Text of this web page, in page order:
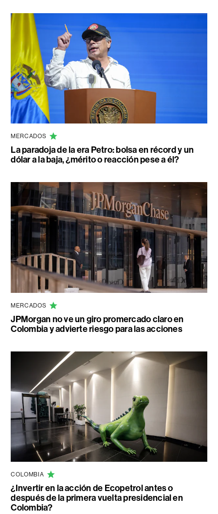
MERCADOS
La paradoja de la era Petro: bolsa en récord y un
dólar a la baja, ¿mérito o reacción pese a él?
MERCADOS
JPMorgan no ve un giro promercado claro en
Colombia y advierte riesgo para las acciones
COLOMBIA
¿Invertir en la acción de Ecopetrol antes o
después de la primera vuelta presidencial en
Colombia?